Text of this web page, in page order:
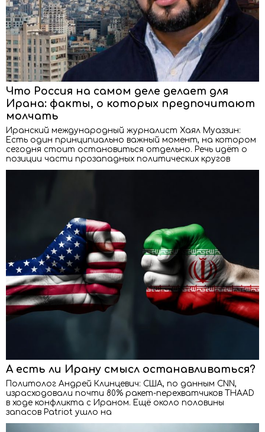
Что Россия на самом деле делает для
Ирана: факты, о которых предпочитают
молчать
Иранский международный журналист Хаял Муаззин:
Есть один принципиально важный момент, на котором
сегодня стоит остановиться отдельно. Речь идёт о
позиции части прозападных политических кругов
А есть ли Ирану смысл останавливаться?
Политолог Андрей Клинцевич: США, по данным CNN,
израсходовали почти 80% ракет-перехватчиков THAAD
в ходе конфликта с Ираном. Ещё около половины
запасов Patriot ушло на